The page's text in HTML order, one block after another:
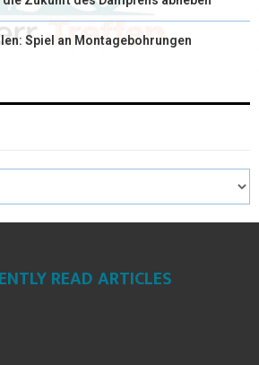
Spiel an Montagebohrungen
READ ARTICLES